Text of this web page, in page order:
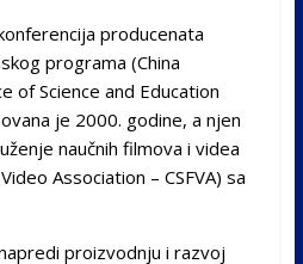
producenata
programa (China
of Science and Education
je 2000. godine, a njen
naučnih filmova i videa
Association – CSFVA) sa
proizvodnju i razvoj